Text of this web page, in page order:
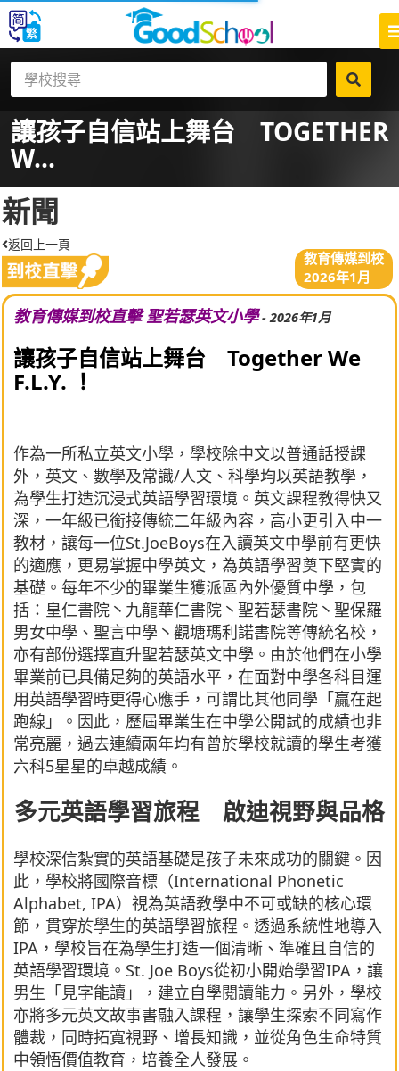
讓孩子自信站上舞台 TOGETHER
W...
新聞
返回上一頁
教育傳媒到校
2026年1月
教育傳媒到校直擊 聖若瑟英文小學- 2026年1月
讓孩子自信站上舞台 Together We
F.L.Y. ！
作為一所私立英文小學，學校除中文以普通話授課
外，英文、數學及常識/人文、科學均以英語教學，
為學生打造沉浸式英語學習環境。英文課程教得快又
深，一年級已銜接傳統二年級內容，高小更引入中一
教材，讓每一位St.JoeBoys在入讀英文中學前有更快
的適應，更易掌握中學英文，為英語學習奠下堅實的
基礎。每年不少的畢業生獲派區內外優質中學，包
括：皇仁書院丶九龍華仁書院丶聖若瑟書院丶聖保羅
男女中學、聖言中學丶觀塘瑪利諾書院等傳統名校，
亦有部份選擇直升聖若瑟英文中學。由於他們在小學
畢業前已具備足夠的英語水平，在面對中學各科目運
用英語學習時更得心應手，可謂比其他同學「贏在起
跑線」。因此，歷屆畢業生在中學公開試的成績也非
常亮麗，過去連續兩年均有曾於學校就讀的學生考獲
六科5星星的卓越成績。
多元英語學習旅程 啟迪視野與品格
學校深信紮實的英語基礎是孩子未來成功的關鍵。因
此，學校將國際音標（International Phonetic
Alphabet, IPA）視為英語教學中不可或缺的核心環
節，貫穿於學生的英語學習旅程。透過系統性地導入
IPA，學校旨在為學生打造一個清晰、準確且自信的
英語學習環境。St. Joe Boys從初小開始學習IPA，讓
男生「見字能讀」，建立自學閱讀能力。另外，學校
亦將多元英文故事書融入課程，讓學生探索不同寫作
體裁，同時拓寬視野、增長知識，並從角色生命特質
中領悟價值教育，培養全人發展。